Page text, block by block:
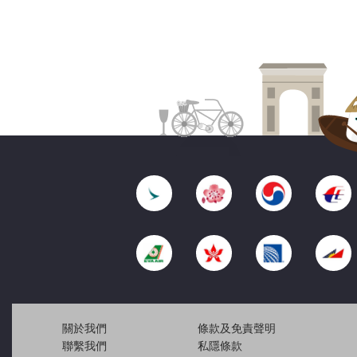
關於我們
聯繫我們
條款及免責聲明
私隱條款